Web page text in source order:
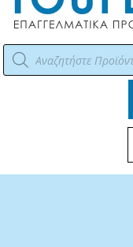
Αναζήτηση
προϊόντων